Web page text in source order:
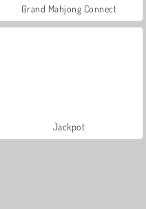
Grand Mahjong Connect
Jackpot